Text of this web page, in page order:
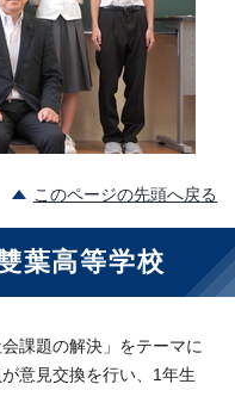
このページの先頭へ戻る
葉高等学校
課題の解決」をテーマに
意見交換を行い、1年生